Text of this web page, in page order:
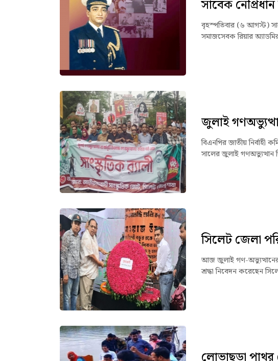
সাবেক
বৃহস্পতিবার (৬ আগস্ট)
সমাজসেবক রিয়ার
জুলাই
বিএনপির জাতীয় নির্বাহী
সালের জুলাই গণঅভ্যুত্থান
সিলেট জেলা
আজ জুলাই গণ-অভ্যুত্থানের
শ্রদ্ধা নিবেদন করেছেন